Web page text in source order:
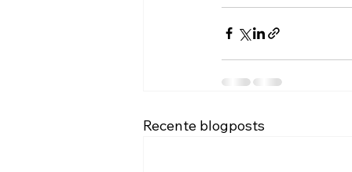
Recente blogposts